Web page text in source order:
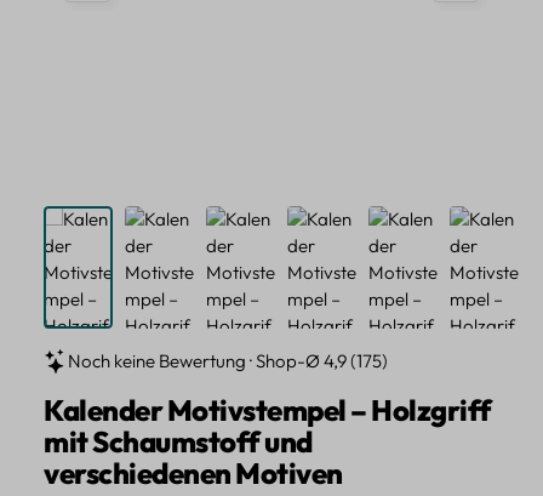
Noch keine Bewertung · Shop-Ø 4,9 (175)
Kalender Motivstempel – Holzgriff
mit Schaumstoff und
verschiedenen Motiven